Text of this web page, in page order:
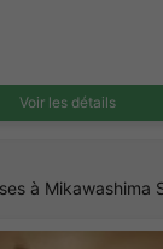
Voir les détails
à Mikawashima